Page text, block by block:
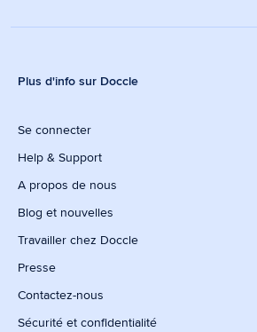
Plus d'info sur Doccle
Se connecter
Help & Support
A propos de nous
Blog et nouvelles
Travailler chez Doccle
Presse
Contactez-nous
Sécurité et confidentialité